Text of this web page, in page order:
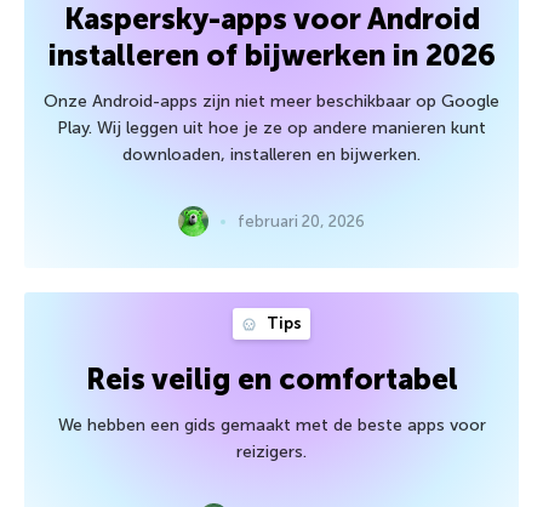
Kaspersky-apps voor Android
installeren of bijwerken in 2026
Onze Android-apps zijn niet meer beschikbaar op Google
Play. Wij leggen uit hoe je ze op andere manieren kunt
downloaden, installeren en bijwerken.
februari 20, 2026
Tips
Reis veilig en comfortabel
We hebben een gids gemaakt met de beste apps voor
reizigers.